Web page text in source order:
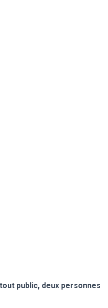
public, deux personnes